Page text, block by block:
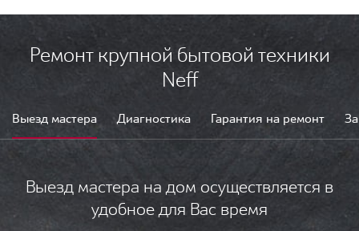
Ремонт крупной бытовой техники
Neff
Выезд мастера Диагностика Гарантия на ремонт
Выезд мастера на дом осуществляется в
удобное для Вас время